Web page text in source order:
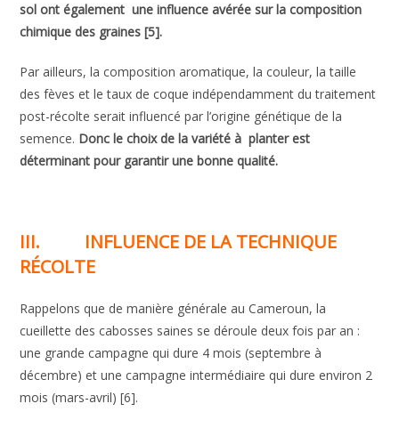
sol ont également une influence avérée sur la composition
chimique des graines [5].
Par ailleurs, la composition aromatique, la couleur, la taille
des fèves et le taux de coque indépendamment du traitement
post-récolte serait influencé par l’origine génétique de la
semence. Donc le choix de la variété à planter est
déterminant pour garantir une bonne qualité.
III. INFLUENCE DE LA TECHNIQUE
RÉCOLTE
Rappelons que de manière générale au Cameroun, la
cueillette des cabosses saines se déroule deux fois par an :
une grande campagne qui dure 4 mois (septembre à
décembre) et une campagne intermédiaire qui dure environ 2
mois (mars-avril) [6].